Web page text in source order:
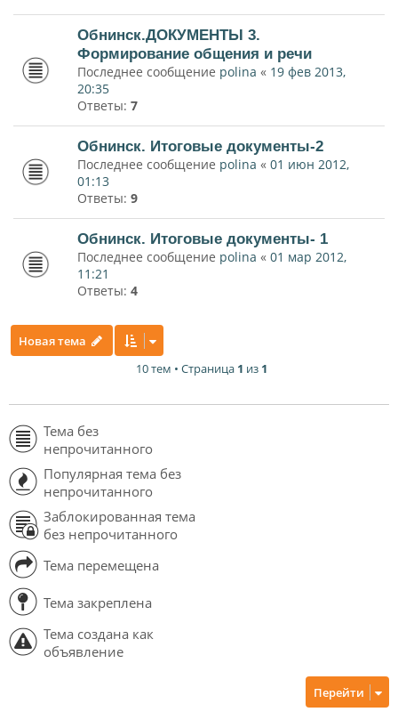
Обнинск.ДОКУМЕНТЫ 3.
Формирование общения и речи
Последнее сообщение polina « 19 фев 2013,
20:35
Ответы: 7
Обнинск. Итоговые документы-2
Последнее сообщение polina « 01 июн 2012,
01:13
Ответы: 9
Обнинск. Итоговые документы- 1
Последнее сообщение polina « 01 мар 2012,
11:21
Ответы: 4
Новая тема
10 тем • Страница 1 из 1
Тема без
непрочитанного
Популярная тема без
непрочитанного
Заблокированная тема
без непрочитанного
Тема перемещена
Тема закреплена
Тема создана как
объявление
Перейти